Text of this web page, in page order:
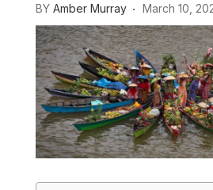
BY Amber Murray March 10,